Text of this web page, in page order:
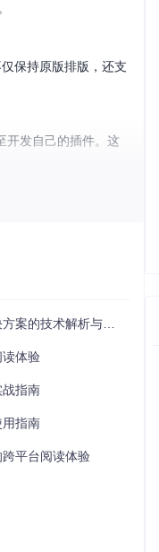
保持原版排版，还支
开发自己的插件。这
术解析与实践指南
体验
指南
指南
平台阅读体验